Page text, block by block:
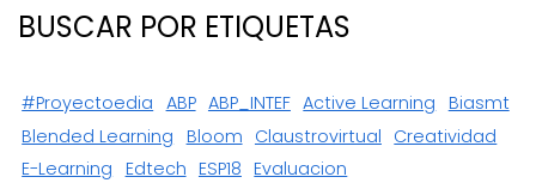
BUSCAR POR ETIQUETAS
#proyectoedia ABP ABP_INTEF Active Learning
Biasmt
Blended Learning
Bloom Claustrovirtual Creatividad
E-Learning
Edtech ESP18 Evaluacion